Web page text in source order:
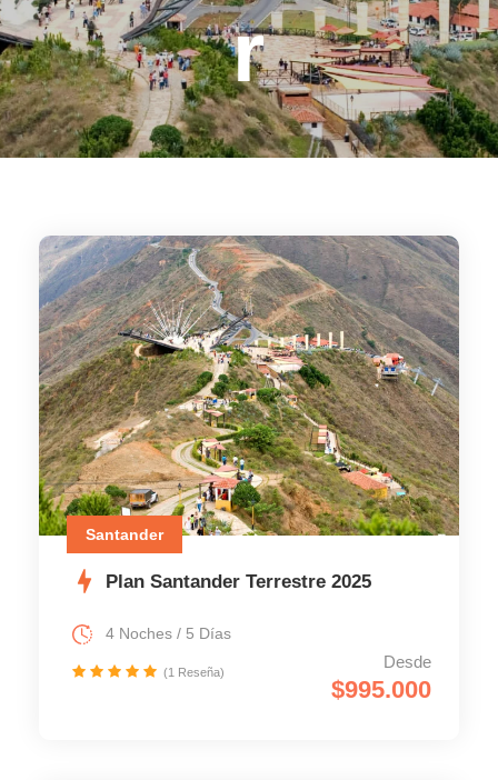
r
Santander
Plan Santander Terrestre 2025
Desde
$995.000
4 Noches / 5 Días
(1 Reseña)